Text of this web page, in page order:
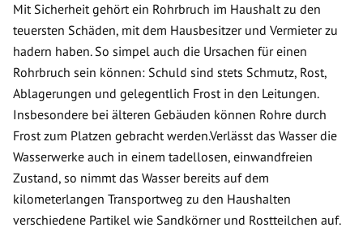
Mit Sicherheit gehört ein Rohrbruch im Haushalt zu den
teuersten Schäden, mit dem Hausbesitzer und Vermieter zu
hadern haben. So simpel auch die Ursachen für einen
Rohrbruch sein können: Schuld sind stets Schmutz, Rost,
Ablagerungen und gelegentlich Frost in den Leitungen.
Insbesondere bei älteren Gebäuden können Rohre durch
Frost zum Platzen gebracht werden.Verlässt das Wasser die
Wasserwerke auch in einem tadellosen, einwandfreien
Zustand, so nimmt das Wasser bereits auf dem
kilometerlangen Transportweg zu den Haushalten
verschiedene Partikel wie Sandkörner und Rostteilchen auf.